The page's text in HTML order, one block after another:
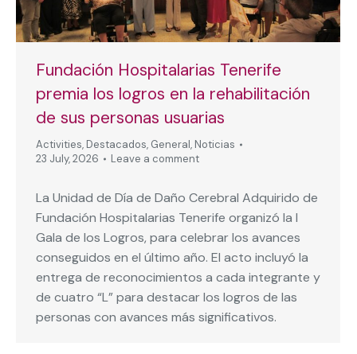
Fundación Hospitalarias Tenerife
premia los logros en la rehabilitación
de sus personas usuarias
Activities, Destacados, General, Noticias
23 July, 2026
Leave a comment
La Unidad de Día de Daño Cerebral Adquirido de
Fundación Hospitalarias Tenerife organizó la I
Gala de los Logros, para celebrar los avances
conseguidos en el último año. El acto incluyó la
entrega de reconocimientos a cada integrante y
de cuatro “L” para destacar los logros de las
personas con avances más significativos.